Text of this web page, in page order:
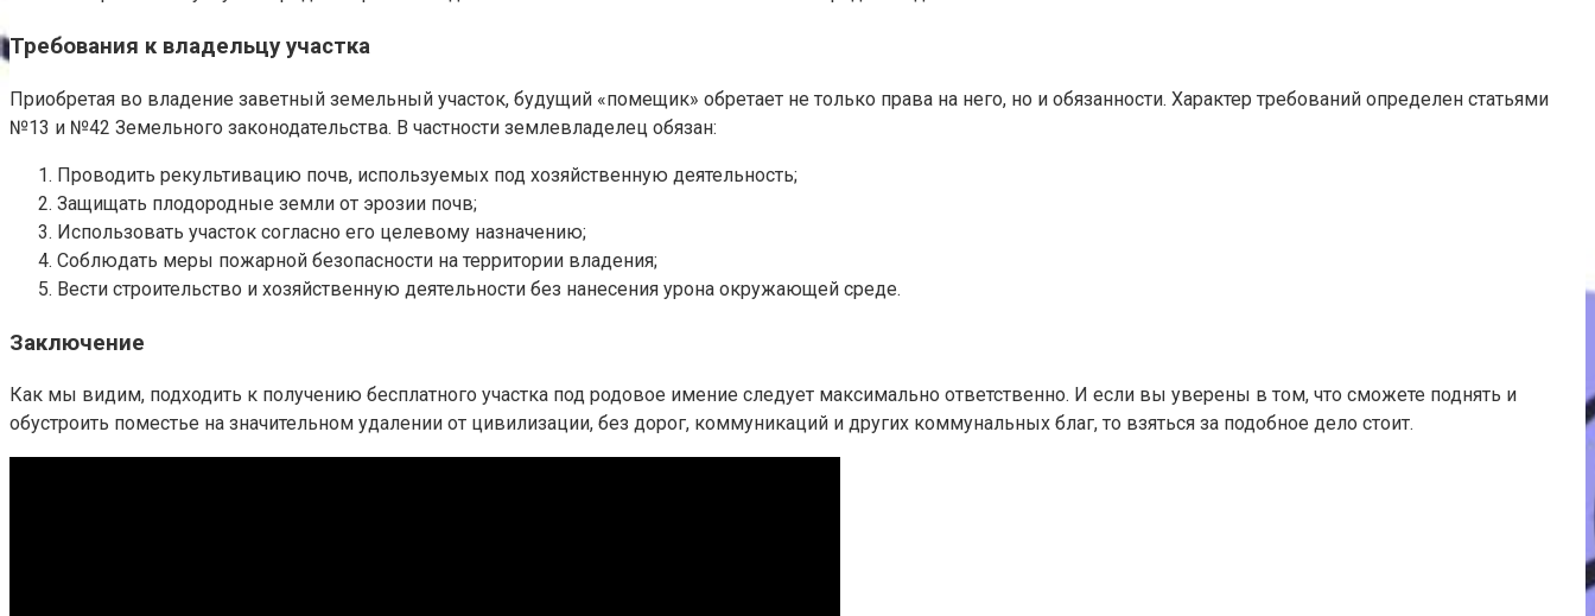
Требования к владельцу участка
Приобретая во владение заветный земельный участок, будущий «помещик» обретает не только права на него, но и обязанности. Характер требований определен статьями
№13 и №42 Земельного законодательства. В частности землевладелец обязан:
Проводить рекультивацию почв, используемых под хозяйственную деятельность;
Защищать плодородные земли от эрозии почв;
Использовать участок согласно его целевому назначению;
Соблюдать меры пожарной безопасности на территории владения;
Вести строительство и хозяйственную деятельности без нанесения урона окружающей среде.
Заключение
Как мы видим, подходить к получению бесплатного участка под родовое имение следует максимально ответственно. И если вы уверены в том, что сможете поднять и
обустроить поместье на значительном удалении от цивилизации, без дорог, коммуникаций и других коммунальных благ, то взяться за подобное дело стоит.